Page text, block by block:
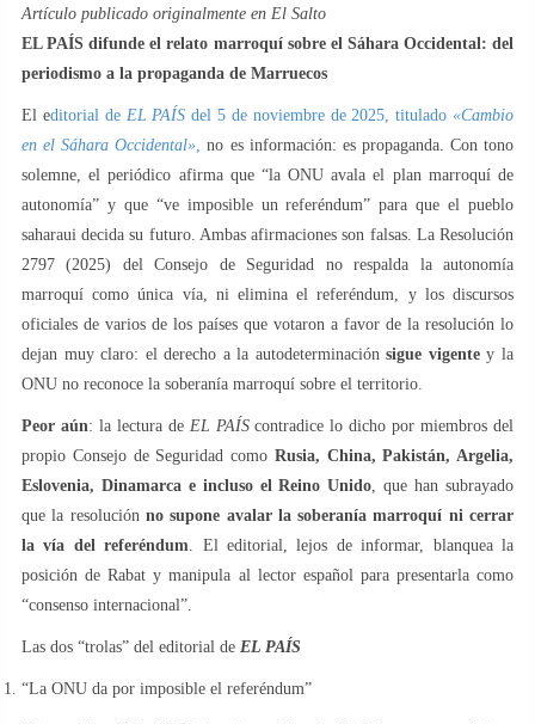
Artículo publicado originalmente en El Salto
EL PAÍS difunde el relato marroquí sobre el Sáhara Occidental: del
periodismo a la propaganda de Marruecos
El editorial de EL PAÍS del 5 de noviembre de 2025, titulado«Cambio
en el Sáhara Occidental» no es información: es propaganda. Con tono
solemne, el periódico afirma que “la ONU avala el plan marroquí de
autonomía” y que “ve imposible un referéndum” para que el pueblo
saharaui decida su futuro. Ambas afirmaciones son falsas. La Resolución
2797 (2025) del Consejo de Seguridad no respalda la autonomía
marroquí como única vía, ni elimina el referéndum, y los discursos
oficiales de varios de los países que votaron a favor de la resolución lo
dejan muy claro: el derecho a la autodeterminaciónsigue vigentey la
ONU no reconoce la soberanía marroquí sobre el territorio.
Peor aún: la lectura de EL PAÍScontradice lo dicho por miembros del
propio Consejo de Seguridad como Rusia, China, Pakistán, Argelia,
Eslovenia, Dinamarca e incluso el Reino Unido , que han subrayado
que la resolución no supone avalar la soberanía marroquí ni cerrar
la vía del referéndum . El editorial, lejos de informar, blanquea la
posición de Rabat y manipula al lector español para presentarla como
“consenso internacional”.
Las dos “trolas” del editorial de EL PAÍS
“La ONU da por imposible el referéndum”